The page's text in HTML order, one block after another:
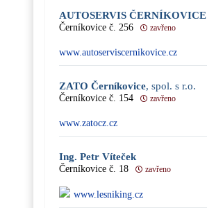
AUTOSERVIS ČERNÍKOVICE
Černíkovice č. 256 zavřeno
www.autoserviscernikovice.cz
ZATO Černíkovice, spol. s r.o.
Černíkovice č. 154 zavřeno
www.zatocz.cz
Ing. Petr Víteček
Černíkovice č. 18 zavřeno
www.lesniking.cz